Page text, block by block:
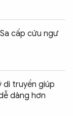
cấp cứu ngư
di truyền giúp
dàng hơn